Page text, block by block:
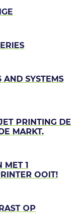
SYSTEMS
PRINTING DE
MARKT.
MET 1
OOIT!
OP